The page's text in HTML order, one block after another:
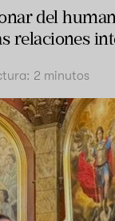
del
relaciones
2 minutos